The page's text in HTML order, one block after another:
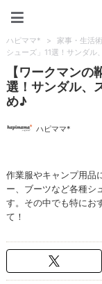
ハピママ* > 家事・生活術
シューズ」11選！サンダ
【ワークマン
選！サンダル、
め♪
ハピママ*
作業服やキャンプ用品
ー、ブーツなど各種シ
す。その中でも特にお
て！